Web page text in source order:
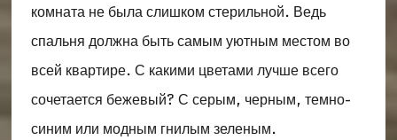
комната не была слишком стерильной. Ведь
спальня должна быть самым уютным местом во
всей квартире. С какими цветами лучше всего
сочетается бежевый? С серым, черным, темно-
синим или модным гнилым зеленым.